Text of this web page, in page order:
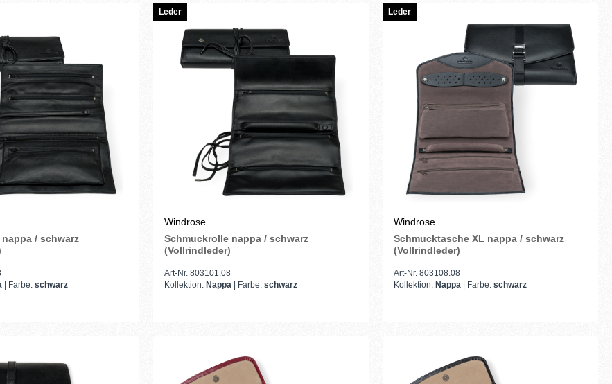
/ schwarz
| Farbe: schwarz
Leder
Windrose
Schmuckrolle nappa / schwarz
(Vollrindleder)
Art-Nr. 803101.08
Kollektion: Nappa | Farbe: schwarz
Leder
Windrose
Schmucktasche XL nappa / schwarz
(Vollrindleder)
Art-Nr. 803108.08
Kollektion: Nappa | Farbe: schwarz